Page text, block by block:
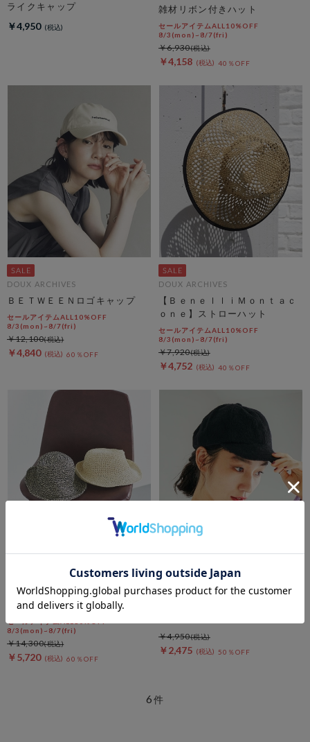
ライクキャップ
￥4,950
雑材リボン付きハット
セールアイテムALL10%OFF
8/3(mon)~8/7(fri)
￥4,158 40％OFF
￥6,930
DOUX ARCHIVES
ＢＥＴＷＥＥＮロゴキャップ
セールアイテムALL10%OFF
8/3(mon)~8/7(fri)
￥4,840 60％OFF
￥12,100
DOUX ARCHIVES
【ＢｅｎｅｌｌｉＭｏｎｔａｃ
ｏｎｅ】ストローハット
セールアイテムALL10%OFF
8/3(mon)~8/7(fri)
￥4,752 40％OFF
￥7,920
DOUX ARCHIVES
クロシェバケットハット
セールアイテムALL10%OFF
8/3(mon)~8/7(fri)
￥5,720 60％OFF
￥14,300
DOUX ARCHIVES
￥2,475 50％OFF
￥4,950
6件